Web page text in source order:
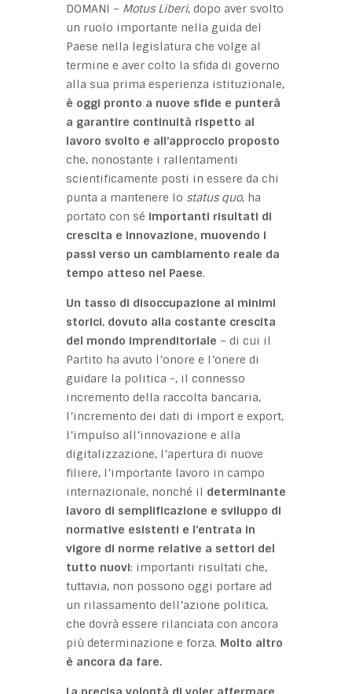
DOMANI – Motus Liberi, dopo aver svolto
un ruolo importante nella guida del
Paese nella legislatura che volge al
termine e aver colto la sfida di governo
alla sua prima esperienza istituzionale,
è oggi pronto a nuove sfide e punterà
a garantire continuità rispetto al
lavoro svolto e all’approccio proposto
che, nonostante i rallentamenti
scientificamente posti in essere da chi
punta a mantenere lo status quo, ha
portato con sé importanti risultati di
crescita e innovazione, muovendo i
passi verso un cambiamento reale da
tempo atteso nel Paese.
Un tasso di disoccupazione ai minimi
storici, dovuto alla costante crescita
del mondo imprenditoriale – di cui il
Partito ha avuto l’onore e l’onere di
guidare la politica -, il connesso
incremento della raccolta bancaria,
l’incremento dei dati di import e export,
l’impulso all’innovazione e alla
digitalizzazione, l’apertura di nuove
filiere, l’importante lavoro in campo
internazionale, nonché il determinante
lavoro di semplificazione e sviluppo di
normative esistenti e l’entrata in
vigore di norme relative a settori del
tutto nuovi: importanti risultati che,
tuttavia, non possono oggi portare ad
un rilassamento dell’azione politica,
che dovrà essere rilanciata con ancora
più determinazione e forza. Molto altro
è ancora da fare.